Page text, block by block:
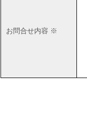
お問合せ内容 ※